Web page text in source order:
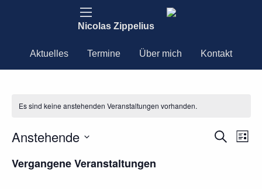
Nicolas Zippelius
Aktuelles Termine Über mich Kontakt
Es sind keine anstehenden Veranstaltungen vorhanden.
Suche
Liste
Anstehende
wählen.
Vergangene Veranstaltungen